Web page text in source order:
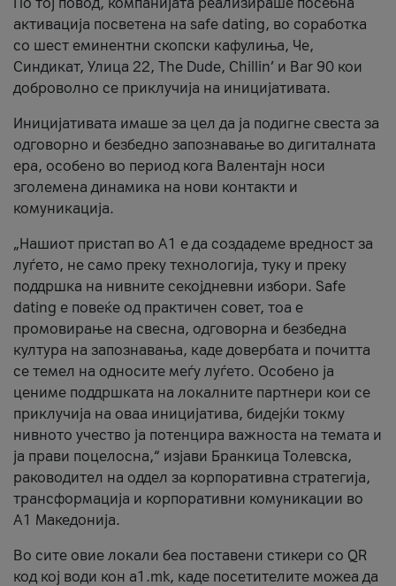
активација посветена на safe dating, во соработка
со шест еминентни скопски кафулиња, Че,
Синдикат, Улица 22, The Dude, Chillin’ и Bar 90 кои
доброволно се приклучија на иницијативата.
Иницијативата имаше за цел да ја подигне свеста за
одговорно и безбедно запознавање во дигиталната
ера, особено во период кога Валентајн носи
зголемена динамика на нови контакти и
комуникација.
„Нашиот пристап во А1 е да создадеме вредност за
луѓето, не само преку технологија, туку и преку
поддршка на нивните секојдневни избори. Safe
dating е повеќе од практичен совет, тоа е
промовирање на свесна, одговорна и безбедна
култура на запознавања, каде довербата и почитта
се темел на односите меѓу луѓето. Особено ја
цениме поддршката на локалните партнери кои се
приклучија на оваа иницијатива, бидејќи токму
нивното учество ја потенцира важноста на темата и
ја прави поцелосна,“ изјави Бранкица Толевска,
раководител на оддел за корпоративна стратегија,
трансформација и корпоративни комуникации во
А1 Македонија.
Во сите овие локали беа поставени стикери со QR
код кој води кон a1.mk, каде посетителите можеа да